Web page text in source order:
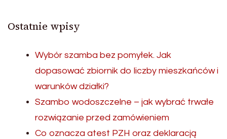
Ostatnie wpisy
Wybór szamba bez pomyłek. Jak
dopasować zbiornik do liczby mieszkańców i
warunków działki?
Szambo wodoszczelne – jak wybrać trwałe
rozwiązanie przed zamówieniem
Co oznacza atest PZH oraz deklaracją